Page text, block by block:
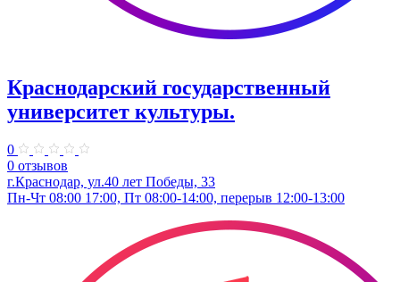
Краснодарский государственный
университет культуры.
0
0 отзывов
г.Краснодар, ул.40 лет Победы, 33
Пн-Чт 08:00 17:00, Пт 08:00-14:00, перерыв 12:00-13:00